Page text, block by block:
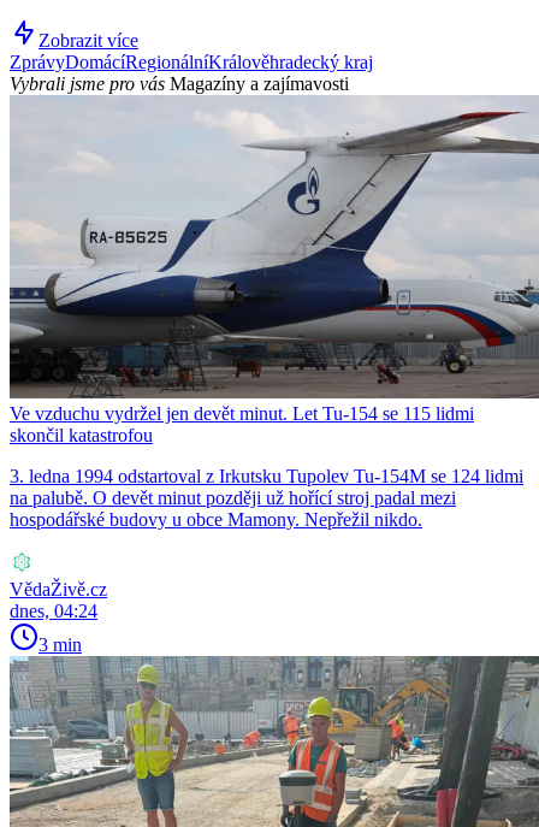
Zobrazit více
ZprávyDomácíRegionálníKrálověhradecký kraj
Vybrali jsme pro vás Magazíny a zajímavosti
Ve vzduchu vydržel jen devět minut. Let Tu-154 se 115 lidmi
skončil katastrofou
3. ledna 1994 odstartoval z Irkutsku Tupolev Tu-154M se 124 lidmi
na palubě. O devět minut později už hořící stroj padal mezi
hospodářské budovy u obce Mamony. Nepřežil nikdo.
VědaŽivě.cz
dnes, 04:24
3 min